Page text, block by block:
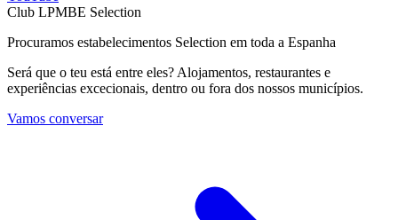
Club LPMBE Selection
Procuramos estabelecimentos Selection em toda a Espanha
Será que o teu está entre eles? Alojamentos, restaurantes e
experiências excecionais, dentro ou fora dos nossos municípios.
Vamos conversar